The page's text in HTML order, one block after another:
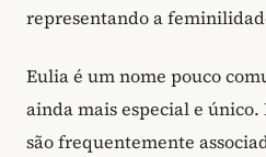
representando a
Eulia é um nome pouco
ainda mais especial e único.
são frequentemente